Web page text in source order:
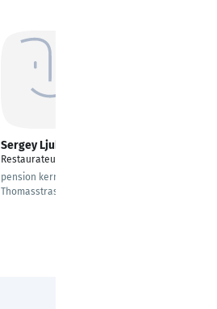
Sergey Ljubav
Restaurateur
pension kern
Thomasstrasse12